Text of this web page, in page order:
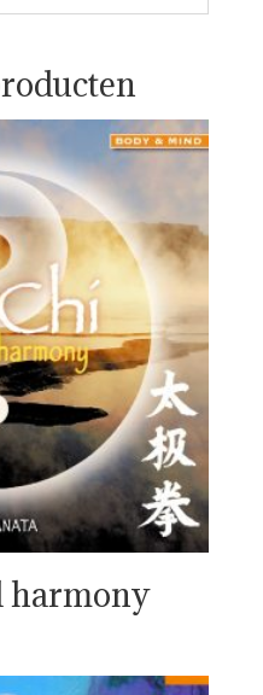
harmony